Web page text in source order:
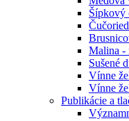
Šípkový
Malina -
Sušené
Vínne
Vínne
Publikácie a